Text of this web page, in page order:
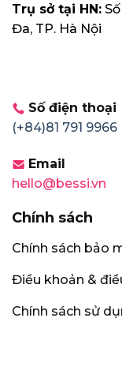
Trụ sở tại HN:
Đa, TP. Hà Nội
Số điện thoại
(+84)81 791 9966
Email
hello@bessi.vn
Chính sách
Chính sách bảo
Điều khoản &
Chính sách sử